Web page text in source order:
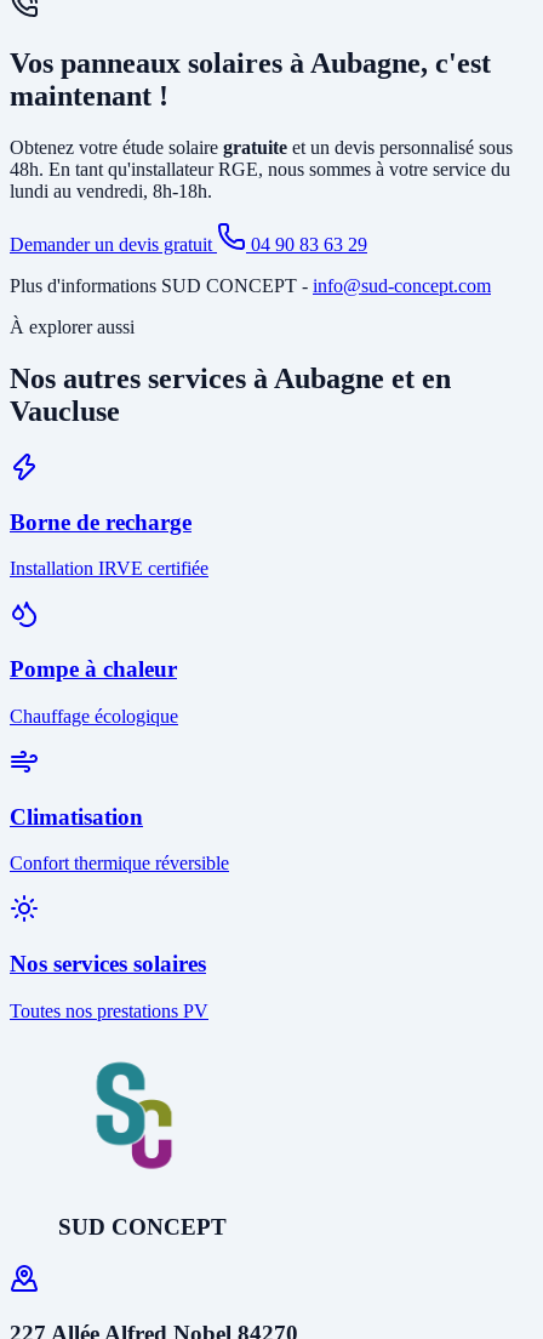
solution la plus rentable selon votre profil de consommation.
En général, non. L'installation photovoltaïque nécessite
existant et le tirage de câbles DC depuis la toiture. Si votre tableau
est ancien ou sous-dimensionné, une mise à jour partielle peut être
nécessaire. Notre étude gratuite à Aubagne identifie tous les travaux
Vos panneaux solaires à Aubagne, c'est
maintenant !
Obtenez votre étude solaire gratuite et un devis personnalisé sous
48h. En tant qu'installateur RGE, nous sommes à votre service du
lundi au vendredi, 8h-18h.
Demander un devis gratuit
04 90 83 63 29
Plus d'informations SUD CONCEPT - info@sud-concept.com
À explorer aussi
Nos autres services à Aubagne et en
Vaucluse
Borne de recharge
Installation IRVE certifiée
Pompe à chaleur
Chauffage écologique
Climatisation
Confort thermique réversible
Nos services solaires
Toutes nos prestations PV
SUD CONCEPT
227 Allée Alfred Nobel 84270